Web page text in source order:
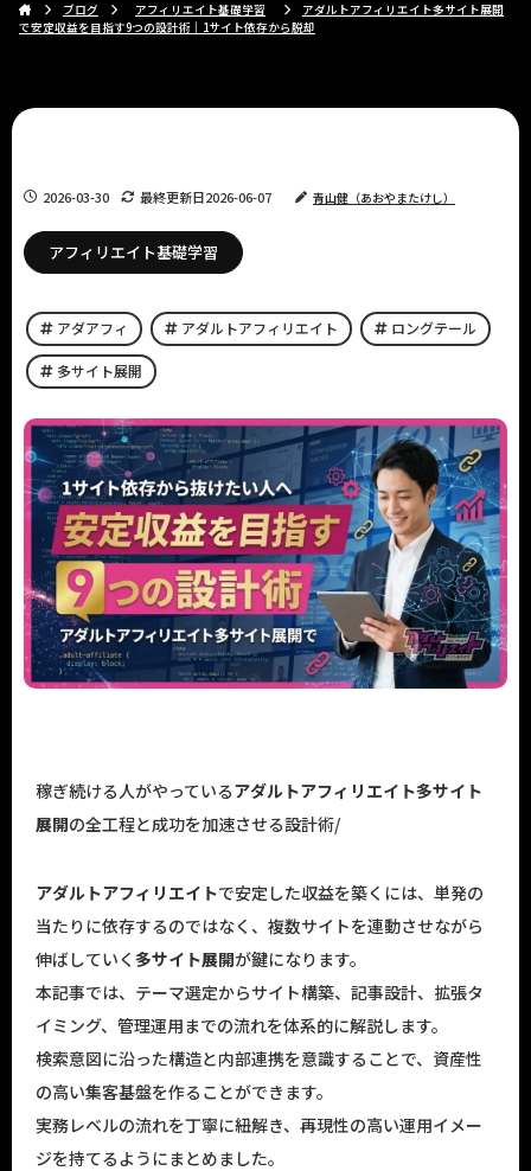
ブログ アフィリエイト基礎学習
アダルトアフィリエイト多サイト展開
で安定収益を目指す9つの設計術｜1サイト依存から脱却
2026-03-30 最終更新日2026-06-07 青山健（あおやまたけし）
アフィリエイト基礎学習
アダアフィ アダルトアフィリエイト ロングテール
多サイト展開
稼ぎ続ける人がやっているアダルトアフィリエイト多サイト
展開の全工程と成功を加速させる設計術/
アダルトアフィリエイトで安定した収益を築くには、単発の
当たりに依存するのではなく、複数サイトを連動させながら
伸ばしていく 多サイト展開が鍵になります。
本記事では、テーマ選定からサイト構築、記事設計、拡張タ
イミング、管理運用までの流れを体系的に解説します。
検索意図に沿った構造と内部連携を意識することで、資産性
の高い集客基盤を作ることができます。
実務レベルの流れを丁寧に紐解き、再現性の高い運用イメー
ジを持てるようにまとめました。